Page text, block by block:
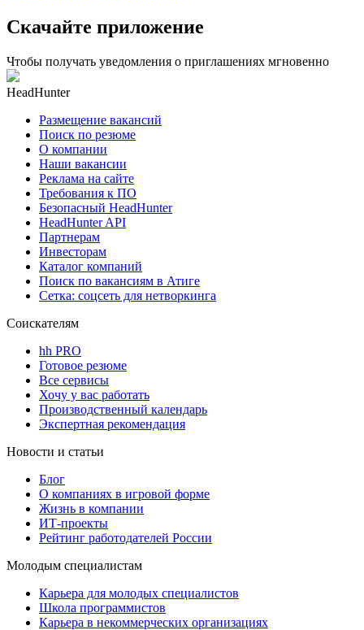
Скачайте приложение
Чтобы получать уведомления о приглашениях мгновенно
HeadHunter
Размещение вакансий
Поиск по резюме
О компании
Наши вакансии
Реклама на сайте
Требования к ПО
Безопасный HeadHunter
HeadHunter API
Партнерам
Инвесторам
Каталог компаний
Поиск по вакансиям в Атиге
Сетка: соцсеть для нетворкинга
Соискателям
hh PRO
Готовое резюме
Все сервисы
Хочу у вас работать
Производственный календарь
Экспертная рекомендация
Новости и статьи
Блог
О компаниях в игровой форме
Жизнь в компании
ИТ-проекты
Рейтинг работодателей России
Молодым специалистам
Карьера для молодых специалистов
Школа программистов
Карьера в некоммерческих организациях